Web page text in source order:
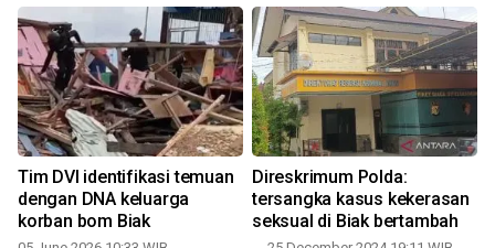
Tim DVI identifikasi temuan
dengan DNA keluarga
korban bom Biak
Direskrimum Polda:
tersangka kasus kekerasan
seksual di Biak bertambah